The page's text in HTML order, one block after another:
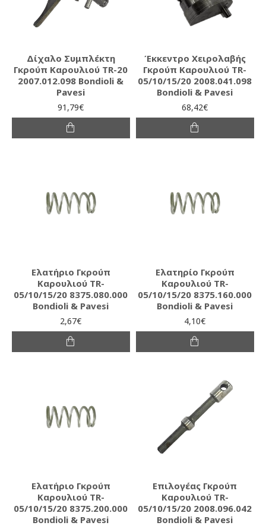
Δίχαλο Συμπλέκτη
Γκρούπ Καρουλιού TR-20
2007.012.098 Bondioli &
Pavesi
91,79€
Έκκεντρο Χειρολαβής
Γκρούπ Καρουλιού TR-
05/10/15/20 2008.041.098
Bondioli & Pavesi
68,42€
Ελατήριο Γκρούπ
Καρουλιού TR-
05/10/15/20 8375.080.000
Bondioli & Pavesi
2,67€
Ελατηρίο Γκρούπ
Καρουλιού TR-
05/10/15/20 8375.160.000
Bondioli & Pavesi
4,10€
Ελατήριο Γκρούπ
Καρουλιού TR-
05/10/15/20 8375.200.000
Bondioli & Pavesi
Επιλογέας Γκρούπ
Καρουλιού TR-
05/10/15/20 2008.096.042
Bondioli & Pavesi